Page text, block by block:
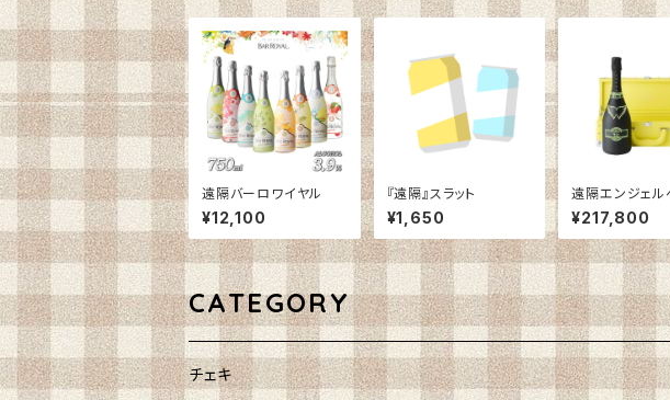
遠隔バーロワイヤル
¥12,100
『遠隔』スラット
¥1,650
遠隔エンジェル
ー
¥217,800
CATEGORY
チェキ